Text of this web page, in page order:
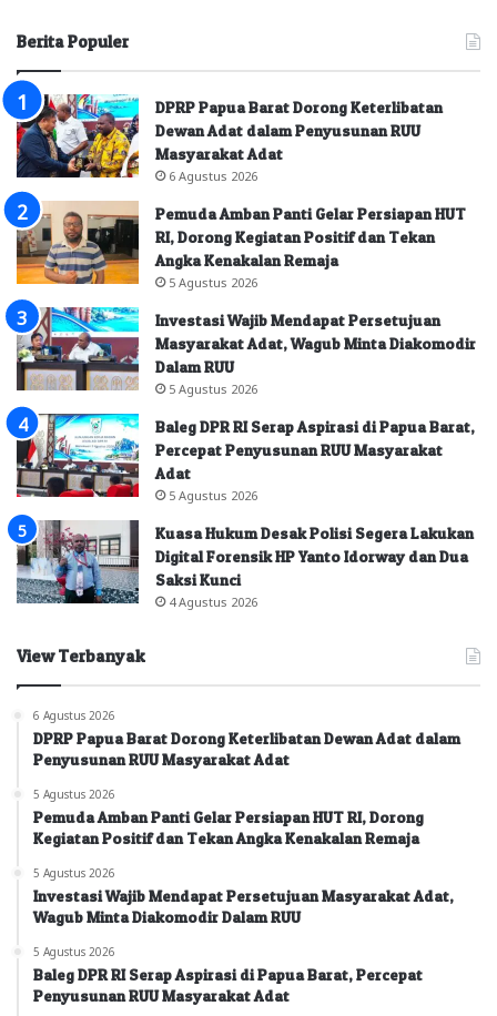
Berita Populer
DPRP Papua Barat Dorong Keterlibatan
Dewan Adat dalam Penyusunan RUU
Masyarakat Adat
6 Agustus 2026
Pemuda Amban Panti Gelar Persiapan HUT
RI, Dorong Kegiatan Positif dan Tekan
Angka Kenakalan Remaja
5 Agustus 2026
Investasi Wajib Mendapat Persetujuan
Masyarakat Adat, Wagub Minta Diakomodir
Dalam RUU
5 Agustus 2026
Baleg DPR RI Serap Aspirasi di Papua Barat,
Percepat Penyusunan RUU Masyarakat
Adat
5 Agustus 2026
Kuasa Hukum Desak Polisi Segera Lakukan
Digital Forensik HP Yanto Idorway dan Dua
Saksi Kunci
4 Agustus 2026
View Terbanyak
6 Agustus 2026
DPRP Papua Barat Dorong Keterlibatan Dewan Adat dalam
Penyusunan RUU Masyarakat Adat
5 Agustus 2026
Pemuda Amban Panti Gelar Persiapan HUT RI, Dorong
Kegiatan Positif dan Tekan Angka Kenakalan Remaja
5 Agustus 2026
Investasi Wajib Mendapat Persetujuan Masyarakat Adat,
Wagub Minta Diakomodir Dalam RUU
5 Agustus 2026
Baleg DPR RI Serap Aspirasi di Papua Barat, Percepat
Penyusunan RUU Masyarakat Adat